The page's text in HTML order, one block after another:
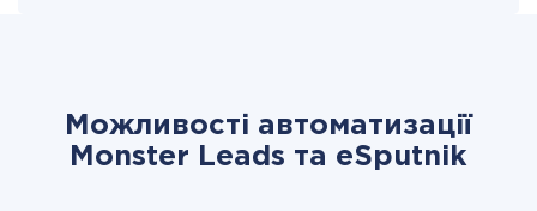
Можливості автоматизації
Monster Leads та eSputnik